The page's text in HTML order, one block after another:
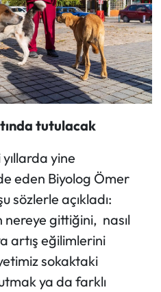
tutulacak
yıllarda yine
eden Biyolog Ömer
sözlerle açıkladı:
nereye gittiğini, nasıl
artış eğilimlerini
sokaktaki
ya da farklı